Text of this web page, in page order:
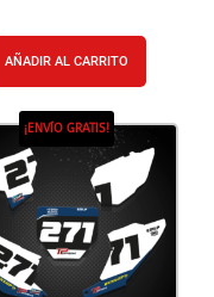
AÑADIR AL CARRITO
¡ENVÍO GRATIS!